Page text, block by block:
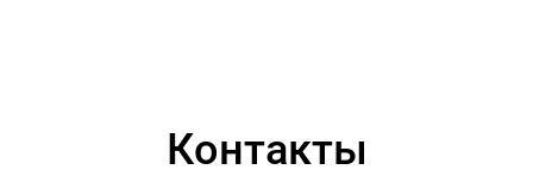
Контакты